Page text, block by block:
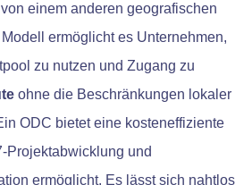
einem anderen geografischen
ermöglicht es Unternehmen,
zu nutzen und Zugang zu
ohne die Beschränkungen lokaler
ODC bietet eine kosteneffiziente
Projektabwicklung und
ermöglicht. Es lässt sich nahtlos